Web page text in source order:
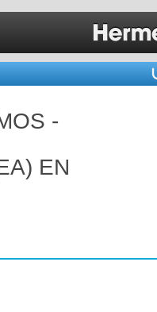
-
EN